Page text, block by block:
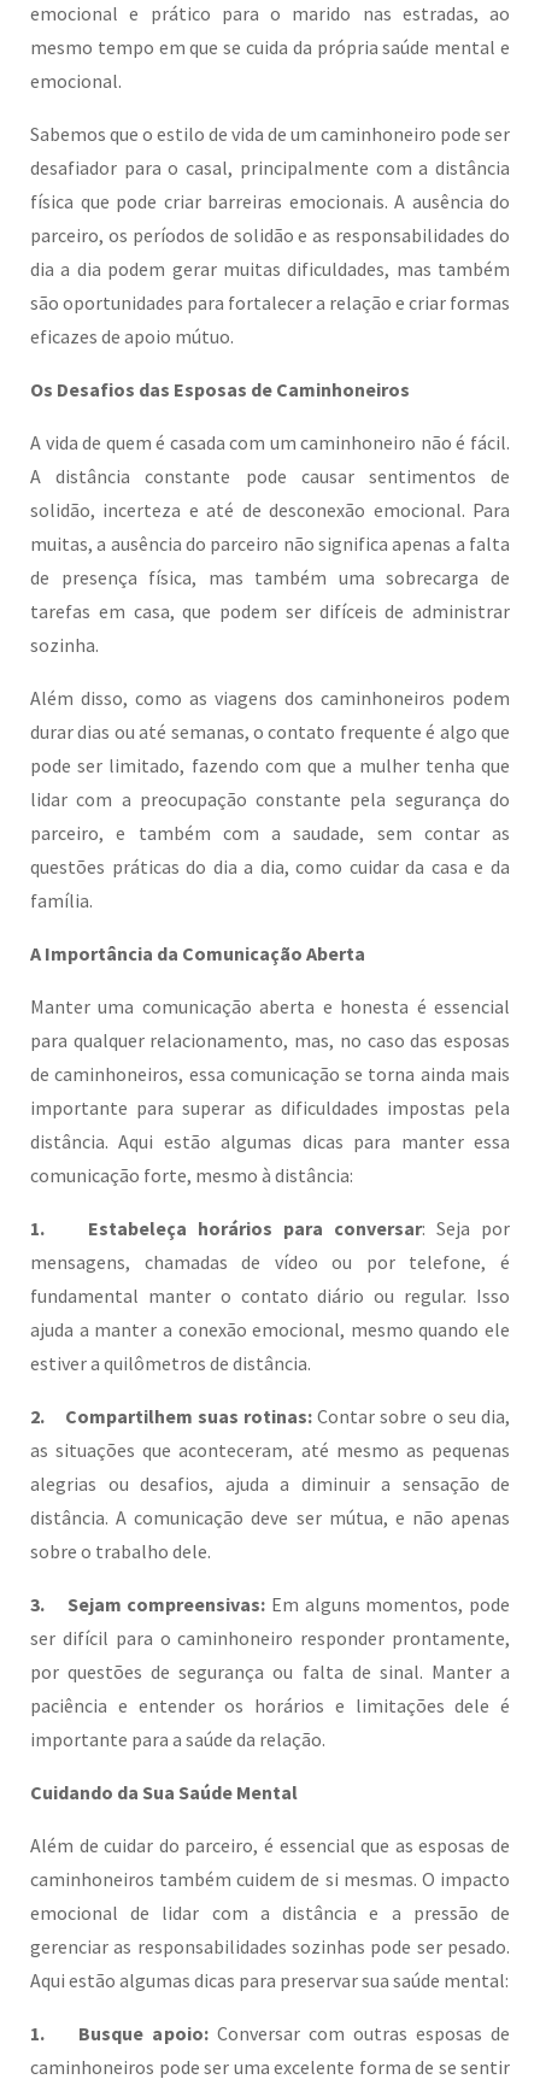
emocional e prático para o marido nas estradas, ao
mesmo tempo em que se cuida da própria saúde mental e
emocional.
Sabemos que o estilo de vida de um caminhoneiro pode ser
desafiador para o casal, principalmente com a distância
física que pode criar barreiras emocionais. A ausência do
parceiro, os períodos de solidão e as responsabilidades do
dia a dia podem gerar muitas dificuldades, mas também
são oportunidades para fortalecer a relação e criar formas
eficazes de apoio mútuo.
Os Desafios das Esposas de Caminhoneiros
A vida de quem é casada com um caminhoneiro não é fácil.
A distância constante pode causar sentimentos de
solidão, incerteza e até de desconexão emocional. Para
muitas, a ausência do parceiro não significa apenas a falta
de presença física, mas também uma sobrecarga de
tarefas em casa, que podem ser difíceis de administrar
sozinha.
Além disso, como as viagens dos caminhoneiros podem
durar dias ou até semanas, o contato frequente é algo que
pode ser limitado, fazendo com que a mulher tenha que
lidar com a preocupação constante pela segurança do
parceiro, e também com a saudade, sem contar as
questões práticas do dia a dia, como cuidar da casa e da
família.
A Importância da Comunicação Aberta
Manter uma comunicação aberta e honesta é essencial
para qualquer relacionamento, mas, no caso das esposas
de caminhoneiros, essa comunicação se torna ainda mais
importante para superar as dificuldades impostas pela
distância. Aqui estão algumas dicas para manter essa
comunicação forte, mesmo à distância:
1. Estabeleça horários para conversar: Seja por
mensagens, chamadas de vídeo ou por telefone, é
fundamental manter o contato diário ou regular. Isso
ajuda a manter a conexão emocional, mesmo quando ele
estiver a quilômetros de distância.
2. Compartilhem suas rotinas: Contar sobre o seu dia,
as situações que aconteceram, até mesmo as pequenas
alegrias ou desafios, ajuda a diminuir a sensação de
distância. A comunicação deve ser mútua, e não apenas
sobre o trabalho dele.
3. Sejam compreensivas: Em alguns momentos, pode
ser difícil para o caminhoneiro responder prontamente,
por questões de segurança ou falta de sinal. Manter a
paciência e entender os horários e limitações dele é
importante para a saúde da relação.
Cuidando da Sua Saúde Mental
Além de cuidar do parceiro, é essencial que as esposas de
caminhoneiros também cuidem de si mesmas. O impacto
emocional de lidar com a distância e a pressão de
gerenciar as responsabilidades sozinhas pode ser pesado.
Aqui estão algumas dicas para preservar sua saúde mental:
1. Busque apoio:Conversar com outras esposas de
caminhoneiros pode ser uma excelente forma de se sentir